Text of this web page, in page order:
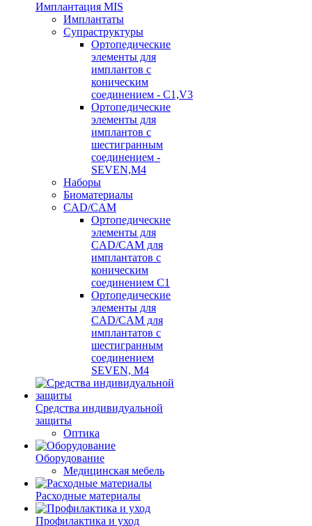
Имплантация MIS
Имплантаты
Супраструктуры
Ортопедические
элементы для
имплантов с
коническим
соединением - C1,V3
Ортопедические
элементы для
имплантов с
шестигранным
соединением -
SEVEN,M4
Наборы
Биоматериалы
CAD/CAM
Ортопедические
элементы для
CAD/CAM для
имплантатов с
коническим
соединением С1
Ортопедические
элементы для
CAD/CAM для
имплантатов с
шестигранным
соединением
SEVEN, М4
Средства индивидуальной
защиты
Оптика
Оборудование
Медицинская мебель
Расходные материалы
Профилактика и уход